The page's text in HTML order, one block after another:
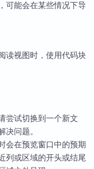
可能会在某些情况下导
读视图时，使用代码块
尝试切换到一个新文
问题。
会在预览窗口中的预期
列或区域的开头或结尾